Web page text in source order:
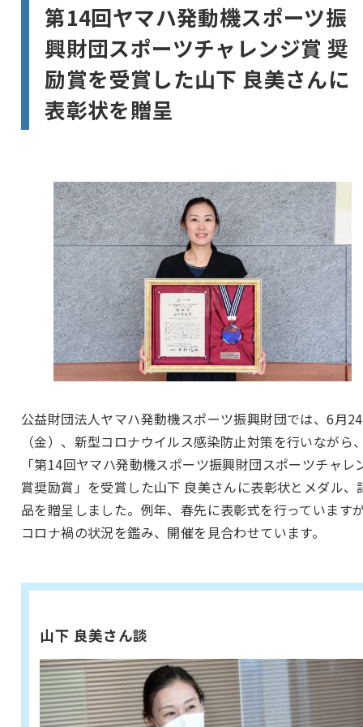
第14回ヤマハ発動機スポーツ振
興財団スポーツチャレンジ賞 奨
励賞を受賞した山下 良美さんに
表彰状を贈呈
公益財団法人ヤマハ発動機スポーツ振興財団では、6月
（金）、新型コロナウイルス感染防止対策を行いながら
「第14回ヤマハ発動機スポーツ振興財団スポーツチャレ
賞奨励賞」を受賞した山下 良美さんに表彰状とメダル、
品を贈呈しました。例年、春先に表彰式を行っています
コロナ禍の状況を鑑み、開催を見合わせています。
山下 良美さん談